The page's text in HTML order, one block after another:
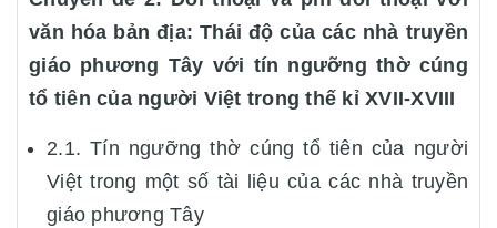
văn hóa bản địa: Thái độ của các nhà truyền
giáo phương Tây với tín ngưỡng thờ cúng
tổ tiên của người Việt trong thế kỉ XVII-XVIII
2.1. Tín ngưỡng thờ cúng tổ tiên của người
Việt trong một số tài liệu của các nhà truyền
giáo phương Tây